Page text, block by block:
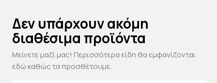
Δεν υπάρχουν ακόμη
διαθέσιμα προϊόντα
Μείνετε μαζί μας! Περισσότερα είδη θα εμφανίζονται
εδώ καθώς τα προσθέτουμε.